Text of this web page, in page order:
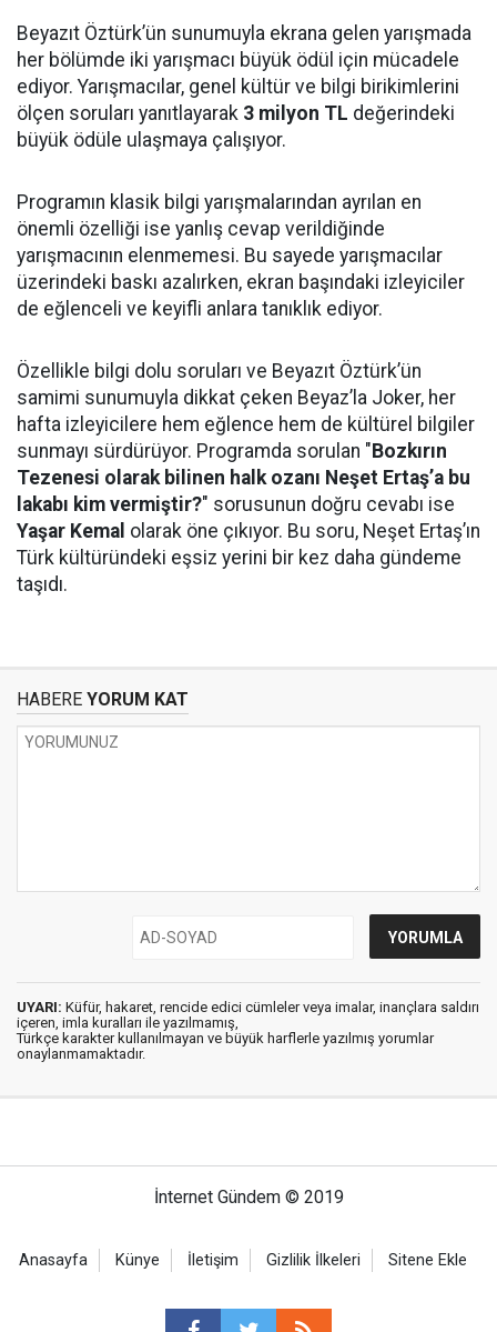
Beyazıt Öztürk’ün sunumuyla ekrana gelen yarışmada
her bölümde iki yarışmacı büyük ödül için mücadele
ediyor. Yarışmacılar, genel kültür ve bilgi birikimlerini
ölçen soruları yanıtlayarak 3 milyon TL değerindeki
büyük ödüle ulaşmaya çalışıyor.
Programın klasik bilgi yarışmalarından ayrılan en
önemli özelliği ise yanlış cevap verildiğinde
yarışmacının elenmemesi. Bu sayede yarışmacılar
üzerindeki baskı azalırken, ekran başındaki izleyiciler
de eğlenceli ve keyifli anlara tanıklık ediyor.
Özellikle bilgi dolu soruları ve Beyazıt Öztürk’ün
samimi sunumuyla dikkat çeken Beyaz’la Joker, her
hafta izleyicilere hem eğlence hem de kültürel bilgiler
sunmayı sürdürüyor. Programda sorulan " Bozkırın
Tezenesi olarak bilinen halk ozanı Neşet Ertaş’a bu
lakabı kim vermiştir?" sorusunun doğru cevabı ise
Yaşar Kemal olarak öne çıkıyor. Bu soru, Neşet Ertaş’ın
Türk kültüründeki eşsiz yerini bir kez daha gündeme
taşıdı.
HABERE YORUM KAT
UYARI: Küfür, hakaret, rencide edici cümleler veya imalar, inançlara saldırı
içeren, imla kuralları ile yazılmamış,
Türkçe karakter kullanılmayan ve büyük harflerle yazılmış yorumlar
onaylanmamaktadır.
İnternet Gündem © 2019
Anasayfa Künye İletişim Gizlilik İlkeleri Sitene Ekle